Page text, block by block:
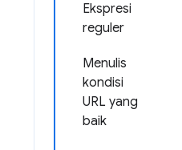
Ekspresi
reguler
Menulis
kondisi
URL yang
baik